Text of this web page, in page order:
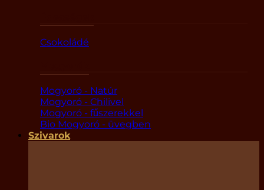
Csokoládé
Mogyoró - Natúr
Mogyoró - Chilivel
Mogyoró - fűszerekkel
Bio Mogyoró - üvegben
Szivarok